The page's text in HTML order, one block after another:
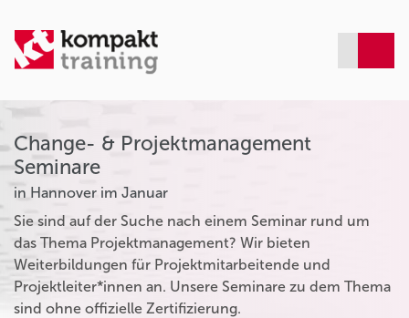
Change- & Projektmanagement
Seminare
in Hannover im Januar
Sie sind auf der Suche nach einem Seminar rund um
das Thema Projektmanagement? Wir bieten
Weiterbildungen für Projektmitarbeitende und
Projektleiter*innen an. Unsere Seminare zu dem Thema
sind ohne offizielle Zertifizierung.